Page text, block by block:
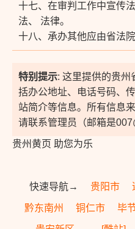
十七、在审判工作中宣传
法、 法律。
十八、承办其他应由省法
特别提示: 这里提供的贵州
括办公地址、电话号码、
站简介等信息。所有信息
请联系管理员（邮箱是
贵州黄页 助您为乐
快速导航→ 贵阳市
黔东南州 铜仁市 毕